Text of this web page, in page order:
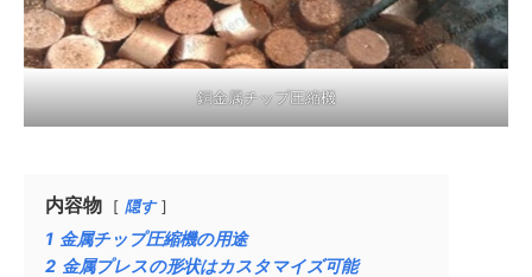
銅金属チップ圧縮機
内容物 隠す
1 金属チップ圧縮機の用途
2 金属プレスの形状はカスタマイズ可能